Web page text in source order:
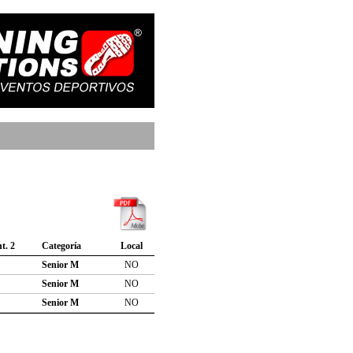
2 Categoría
Local
Senior M
NO
Senior M
NO
Senior M
NO